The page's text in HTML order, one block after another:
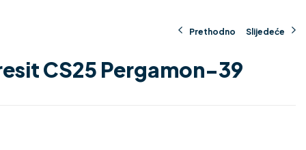
Prethodno Slijedeće
CS25 Pergamon-39